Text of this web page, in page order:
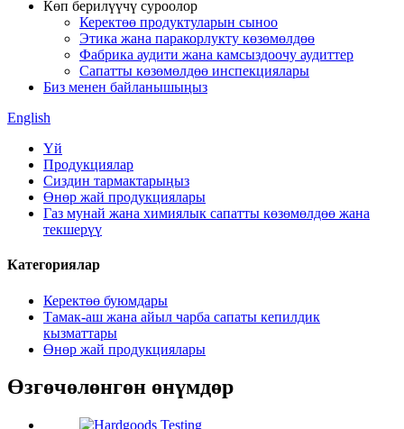
Көп берилүүчү суроолор
Керектөө продуктуларын сыноо
Этика жана паракорлукту көзөмөлдөө
Фабрика аудити жана камсыздоочу аудиттер
Сапатты көзөмөлдөө инспекциялары
Биз менен байланышыңыз
English
Үй
Продукциялар
Сиздин тармактарыңыз
Өнөр жай продукциялары
Газ мунай жана химиялык сапатты көзөмөлдөө жана
текшерүү
Категориялар
Керектөө буюмдары
Тамак-аш жана айыл чарба сапаты кепилдик
кызматтары
Өнөр жай продукциялары
Өзгөчөлөнгөн өнүмдөр